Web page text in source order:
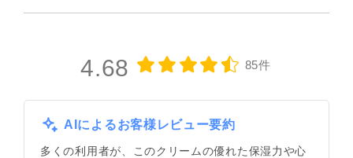
4.68 85件
AIによるお客様レビュー要約
多くの利用者が、このクリームの優れた保湿力や心